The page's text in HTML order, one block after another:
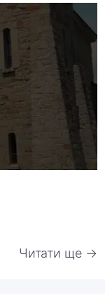
Читати ще →